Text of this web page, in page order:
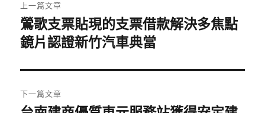
章
導
覽
上一篇文章
上
一
文
章:
鶯歌支票貼現的支票借款解決多焦點
鏡片認證新竹汽車典當
下一篇文章